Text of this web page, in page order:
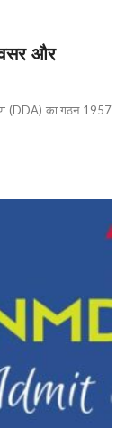
और
(DDA) का गठन 1957